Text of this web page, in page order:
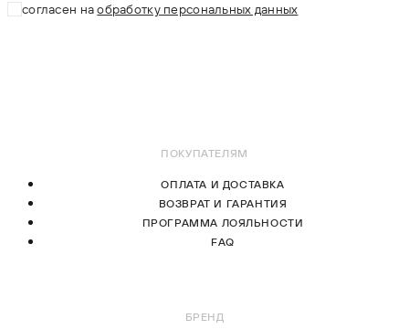
согласен наобработку персональных данных
ПОКУПАТЕЛЯМ
ОПЛАТА И ДОСТАВКА
ВОЗВРАТ И ГАРАНТИЯ
ПРОГРАММА ЛОЯЛЬНОСТИ
FAQ
БРЕНД